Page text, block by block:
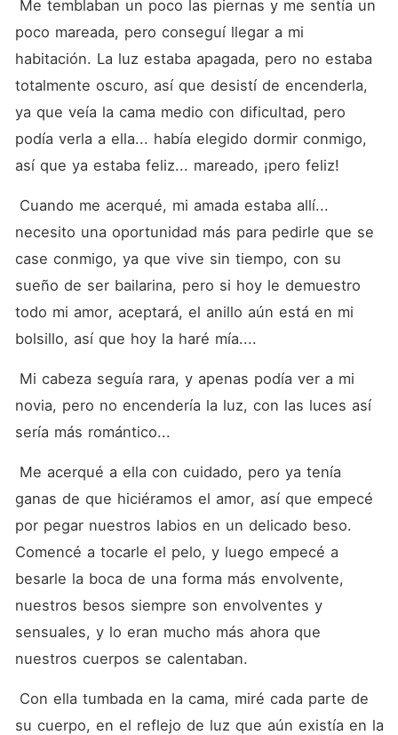
poco mareada, pero conseguí llegar a mi
habitación. La luz estaba apagada, pero no estaba
totalmente oscuro, así que desistí de encenderla,
ya que veía la cama medio con dificultad, pero
podía verla a ella... había elegido dormir conmigo,
así que ya estaba feliz... mareado, ¡pero feliz!
necesito una oportunidad más para pedirle que se
case conmigo, ya que vive sin tiempo, con su
sueño de ser bailarina, pero si hoy le demuestro
todo mi amor, aceptará, el anillo aún está en mi
bolsillo, así que hoy la haré mía....
novia, pero no encendería la luz, con las luces así
sería más romántico...
ganas de que hiciéramos el amor, así que empecé
por pegar nuestros labios en un delicado beso.
Comencé a tocarle el pelo, y luego empecé a
besarle la boca de una forma más envolvente,
nuestros besos siempre son envolventes y
sensuales, y lo eran mucho más ahora que
nuestros cuerpos se calentaban.
su cuerpo, en el reflejo de luz que aún existía en la